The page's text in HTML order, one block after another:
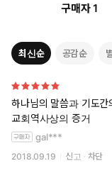
구매자 1
최신순 공감순
하나님의 말씀과 기도
교회역사상의 증거
gal***
2018.09.19 신고 차단